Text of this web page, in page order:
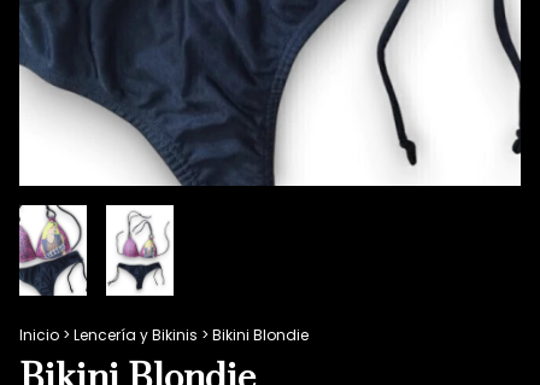
Inicio > Lencería y Bikinis > Bikini Blondie